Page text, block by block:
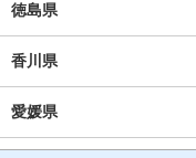
徳島県
香川県
愛媛県